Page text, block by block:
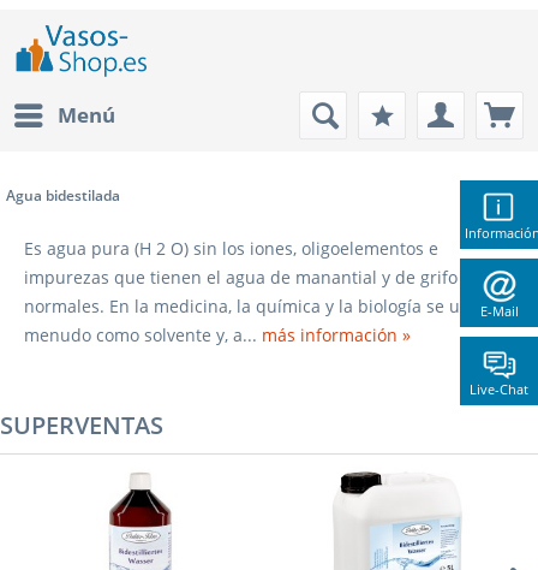
E-Mail
Live-Chat
Menú
Agua bidestilada
Es agua pura (H 2 O) sin los iones, oligoelementos e
impurezas que tienen el agua de manantial y de grifo
normales. En la medicina, la química y la biología se usa a
menudo como solvente y, a... más información »
SUPERVENTAS